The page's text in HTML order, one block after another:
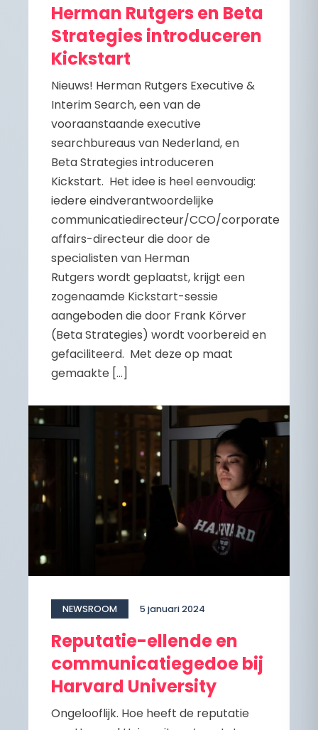
Herman Rutgers en Beta
Strategies introduceren
Kickstart
Nieuws! Herman Rutgers Executive &
Interim Search, een van de
vooraanstaande executive
searchbureaus van Nederland, en
Beta Strategies introduceren
Kickstart. Het idee is heel eenvoudig:
iedere eindverantwoordelijke
communicatiedirecteur/CCO/corporate
affairs-directeur die door de
specialisten van Herman
Rutgers wordt geplaatst, krijgt een
zogenaamde Kickstart-sessie
aangeboden die door Frank Körver
(Beta Strategies) wordt voorbereid en
gefaciliteerd. Met deze op maat
gemaakte […]
NEWSROOM 5 januari 2024
Reputatie-ellende en
communicatiegedoe bij
Harvard University
Ongelooflijk. Hoe heeft de reputatie